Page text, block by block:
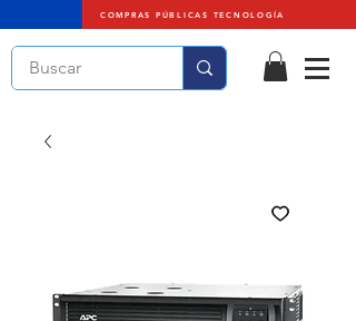
COMPRAS PÚBLICAS TECNOLOGÍA